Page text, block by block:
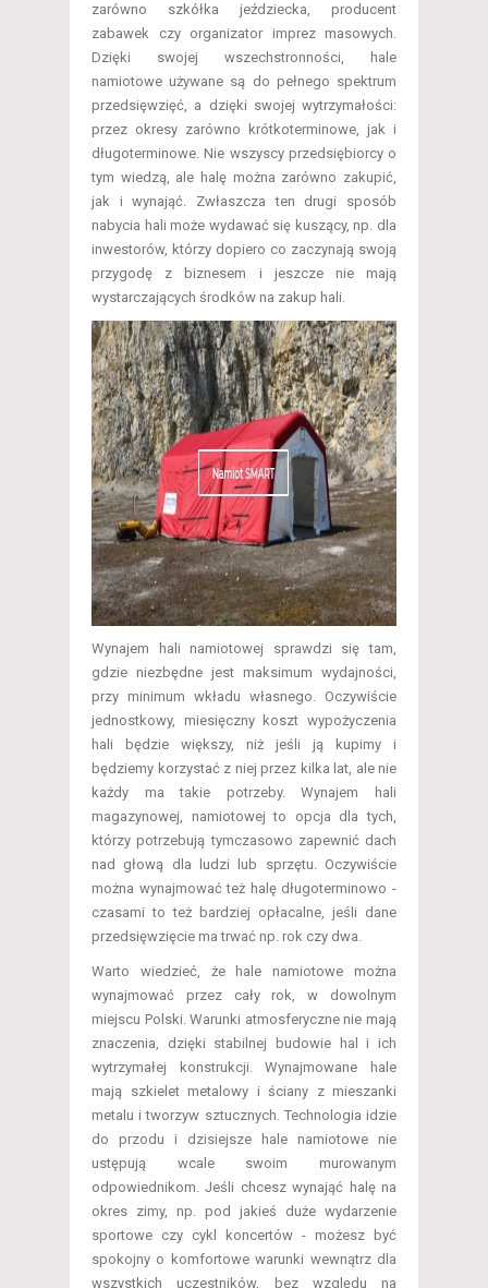
zarówno szkółka jeździecka, producent
zabawek czy organizator imprez masowych.
Dzięki swojej wszechstronności, hale
namiotowe używane są do pełnego spektrum
przedsięwzięć, a dzięki swojej wytrzymałości:
przez okresy zarówno krótkoterminowe, jak i
długoterminowe. Nie wszyscy przedsiębiorcy o
tym wiedzą, ale halę można zarówno zakupić,
jak i wynająć. Zwłaszcza ten drugi sposób
nabycia hali może wydawać się kuszący, np. dla
inwestorów, którzy dopiero co zaczynają swoją
przygodę z biznesem i jeszcze nie mają
wystarczających środków na zakup hali.
Wynajem hali namiotowej sprawdzi się tam,
gdzie niezbędne jest maksimum wydajności,
przy minimum wkładu własnego. Oczywiście
jednostkowy, miesięczny koszt wypożyczenia
hali będzie większy, niż jeśli ją kupimy i
będziemy korzystać z niej przez kilka lat, ale nie
każdy ma takie potrzeby. Wynajem hali
magazynowej, namiotowej to opcja dla tych,
którzy potrzebują tymczasowo zapewnić dach
nad głową dla ludzi lub sprzętu. Oczywiście
można wynajmować też halę długoterminowo -
czasami to też bardziej opłacalne, jeśli dane
przedsięwzięcie ma trwać np. rok czy dwa.
Warto wiedzieć, że hale namiotowe można
wynajmować przez cały rok, w dowolnym
miejscu Polski. Warunki atmosferyczne nie mają
znaczenia, dzięki stabilnej budowie hal i ich
wytrzymałej konstrukcji. Wynajmowane hale
mają szkielet metalowy i ściany z mieszanki
metalu i tworzyw sztucznych. Technologia idzie
do przodu i dzisiejsze hale namiotowe nie
ustępują wcale swoim murowanym
odpowiednikom. Jeśli chcesz wynająć halę na
okres zimy, np. pod jakieś duże wydarzenie
sportowe czy cykl koncertów - możesz być
spokojny o komfortowe warunki wewnątrz dla
wszystkich uczestników, bez względu na